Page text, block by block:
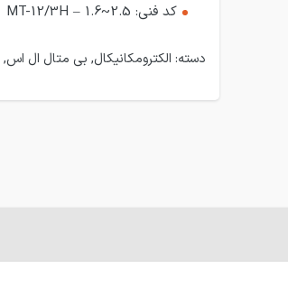
کد فنی: MT-12/3H – 1.6~2.5
دسته: الکترومکانیکال, بی متال ال اس,